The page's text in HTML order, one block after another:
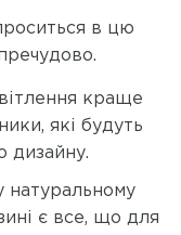
в цю
краще
які будуть
дизайну.
натуральному
є все, що для